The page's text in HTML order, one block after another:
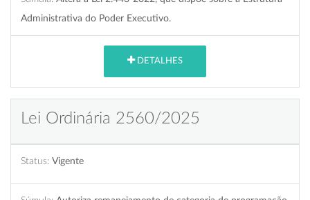
Administrativa do Poder Executivo.
DETALHES
Lei Ordinária 2560/2025
Status: Vigente